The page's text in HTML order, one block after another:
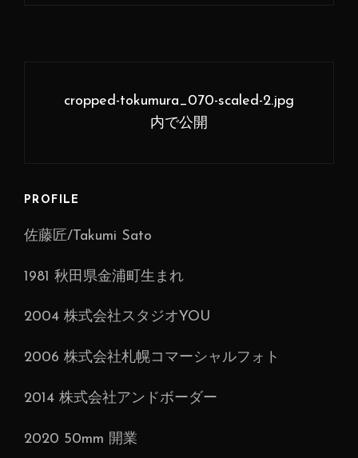
ー
シ
ン
cropped-tokumura_070-scaled-2.jpg
内で公開
PROFILE
佐藤匠/Takumi Sato
1981 秋田県金浦町生まれ
2004 株式会社スタジオYOU
2006 株式会社札幌コマーシャルフォト
2014 株式会社アンドボーダー
2020 50mm 開業